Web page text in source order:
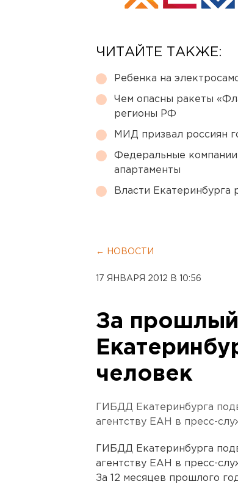
ЧИТАЙТЕ ТАКЖЕ:
Ребенка на
Чем опасны ракеты
регионы РФ
МИД призвал россиян
Федеральные компании
апартаменты
Власти Екатеринбурга
← НОВОСТИ
17 ЯНВАРЯ 2012 В 10:56
За
человек
ГИБДД Екатеринбурга
агентству ЕАН в пресс-
ГИБДД Екатеринбурга
агентству ЕАН в пресс-
За 12 месяцев прошлого